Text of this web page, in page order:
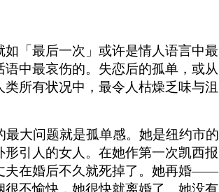
「最后一次」或许是情人语言中最
中最哀伤的。失恋后的孤单，或从
所有状况中，最令人枯燥乏味与沮
大问题就是孤单感。她是纽约市的
引人的女人。在她作第一次凯西报
夫在婚后不久就死掉了。她再婚——
不愉快，她很快就离婚了。她没有